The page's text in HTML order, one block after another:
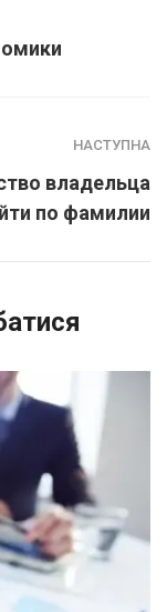
НАСТУПНА
владельца
по фамилии